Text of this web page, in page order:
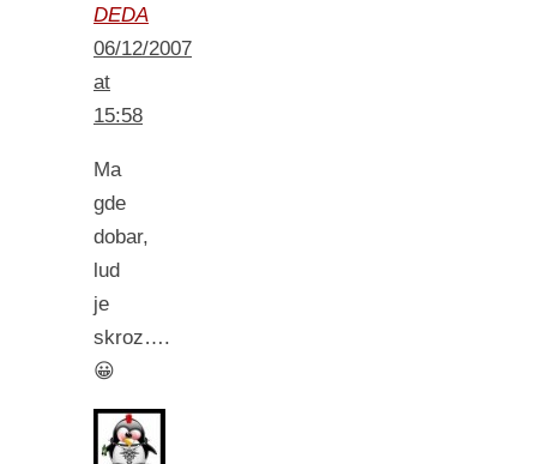
DEDA
06/12/2007
at
15:58
Ma
gde
dobar,
lud
je
skroz….
😀